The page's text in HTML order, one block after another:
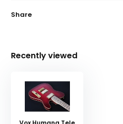
Share
Recently viewed